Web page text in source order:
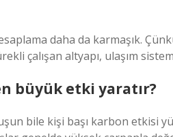
daha da karmaşık.
çalışan altyapı, ulaşım
büyük etki yaratır?
bile kişi başı karbon etkisi